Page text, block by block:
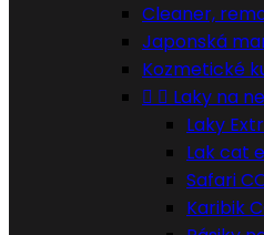
Cleaner,
Japonská
Kozmetické
  Laky na
Laky
Lak cat
Safari
Karibik